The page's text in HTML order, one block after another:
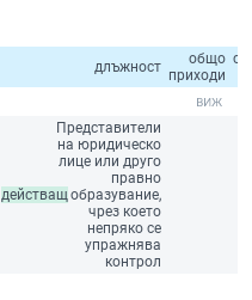
длъжност
общо
приходи
действащ
Представители
на юридическо
лице или друго
правно
образувание,
чрез което
непряко се
упражнява
контрол